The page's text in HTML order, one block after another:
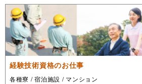
経験技術資格のお仕事
各種寮 / 宿泊施設 / マンション